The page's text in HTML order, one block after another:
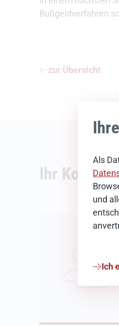
Als
und
Ich
Bußgeldverfahren
zur Übersicht
Ihr Kontakt